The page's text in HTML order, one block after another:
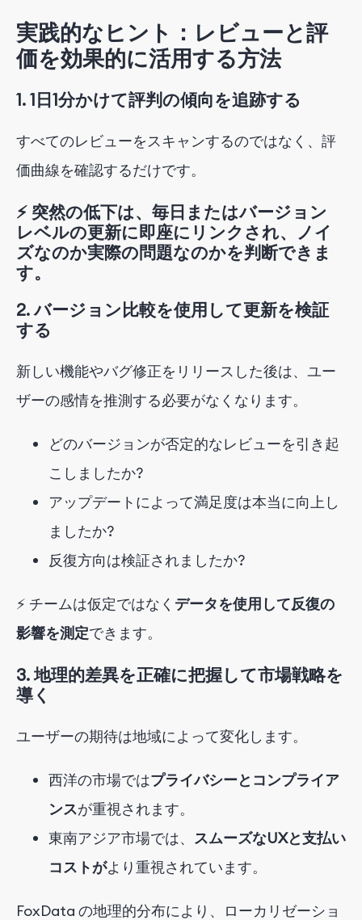
実践的なヒント：レビューと評
価を効果的に活用する方法
1. 1日1分かけて評判の傾向を追跡する
すべてのレビューをスキャンするのではなく、評
価曲線を確認するだけです。
⚡ 突然の低下は、毎日またはバージョン
レベルの更新に即座にリンクされ、ノイ
ズなのか実際の問題なのかを判断できま
す。
2. バージョン比較を使用して更新を検証
する
新しい機能やバグ修正をリリースした後は、ユー
ザーの感情を推測する必要がなくなります。
どのバージョンが否定的なレビューを引き起
こしましたか?
アップデートによって満足度は本当に向上し
ましたか?
反復方向は検証されましたか?
⚡ チームは仮定ではなく データを使用して反復の
影響を測定できます。
3. 地理的差異を正確に把握して市場戦略を
導く
ユーザーの期待は地域によって変化します。
西洋の市場ではプライバシーとコンプライア
ンスが重視されます。
東南アジア市場では、 スムーズなUXと支払い
コストがより重視されています。
FoxData の地理的分布により、ローカリゼーショ